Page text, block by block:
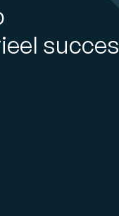
succes